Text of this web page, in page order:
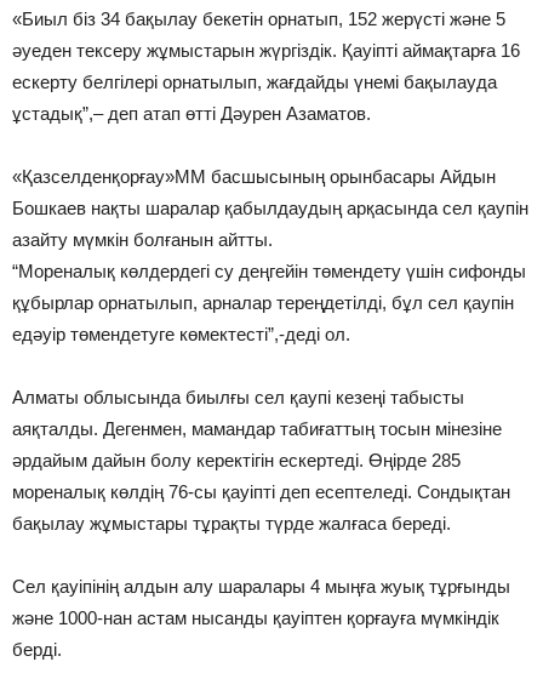
«Биыл біз 34 бақылау бекетін орнатып, 152 жерүсті және 5
әуеден тексеру жұмыстарын жүргіздік. Қауіпті аймақтарға 16
ескерту белгілері орнатылып, жағдайды үнемі бақылауда
ұстадық”,– деп атап өтті Дәурен Азаматов.
«Қазселденқорғау»ММ басшысының орынбасары Айдын
Бошкаев нақты шаралар қабылдаудың арқасында сел қаупін
азайту мүмкін болғанын айтты.
“Мореналық көлдердегі су деңгейін төмендету үшін сифонды
құбырлар орнатылып, арналар тереңдетілді, бұл сел қаупін
едәуір төмендетуге көмектесті”,-деді ол.
Алматы облысында биылғы сел қаупі кезеңі табысты
аяқталды. Дегенмен, мамандар табиғаттың тосын мінезіне
әрдайым дайын болу керектігін ескертеді. Өңірде 285
мореналық көлдің 76-сы қауіпті деп есептеледі. Сондықтан
бақылау жұмыстары тұрақты түрде жалғаса береді.
Сел қауіпінің алдын алу шаралары 4 мыңға жуық тұрғынды
және 1000-нан астам нысанды қауіптен қорғауға мүмкіндік
берді.